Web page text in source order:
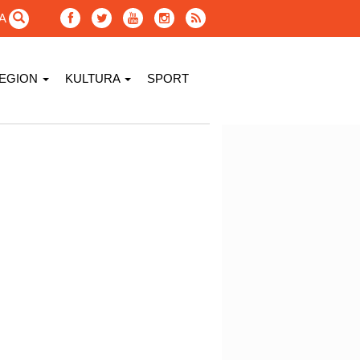
KULTURA SPORT